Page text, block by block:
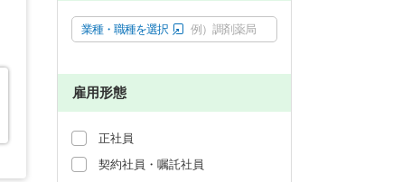
業種・職種を選択 例）調剤薬局
雇用形態
正社員
契約社員・嘱託社員